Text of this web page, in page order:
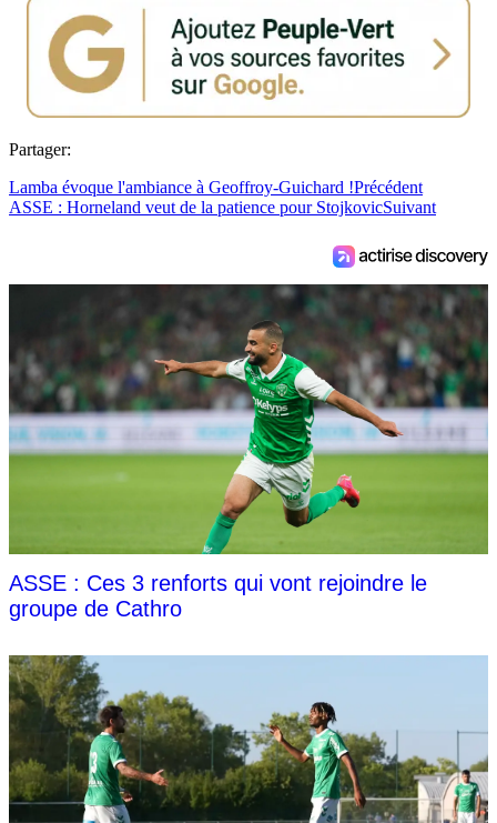
Partager:
Lamba évoque l'ambiance à Geoffroy-Guichard !Précédent
ASSE : Horneland veut de la patience pour StojkovicSuivant
ASSE : Ces 3 renforts qui vont rejoindre le
groupe de Cathro